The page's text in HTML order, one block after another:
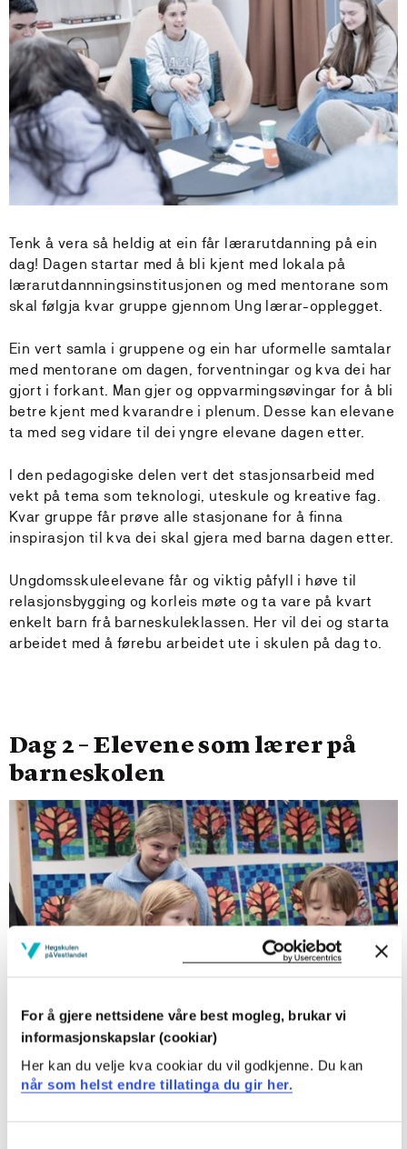
For å gjere nettsidene våre best mogleg, brukar vi
informasjonskapslar (cookiar)
Her kan du velje kva cookiar du vil godkjenne. Du kan
når som helst endre tillatinga du gir her.
Tenk å vera så heldig at ein får lærarutdanning på ein
dag! Dagen startar med å bli kjent med lokala på
lærarutdannningsinstitusjonen og med mentorane som
skal følgja kvar gruppe gjennom Ung lærar-opplegget.
Ein vert samla i gruppene og ein har uformelle samtalar
med mentorane om dagen, forventningar og kva dei har
gjort i forkant. Man gjer og oppvarmingsøvingar for å bli
betre kjent med kvarandre i plenum. Desse kan elevane
ta med seg vidare til dei yngre elevane dagen etter.
I den pedagogiske delen vert det stasjonsarbeid med
vekt på tema som teknologi, uteskule og kreative fag.
Kvar gruppe får prøve alle stasjonane for å finna
inspirasjon til kva dei skal gjera med barna dagen etter.
Ungdomsskuleelevane får og viktig påfyll i høve til
relasjonsbygging og korleis møte og ta vare på kvart
enkelt barn frå barneskuleklassen. Her vil dei og starta
arbeidet med å førebu arbeidet ute i skulen på dag to.
Dag 2 – Elevene som lærer på
barneskolen
Når ein samlast til dag to ute på barneskulen eller ute
på eigen ungdomsskule held me fram med refleksjonar